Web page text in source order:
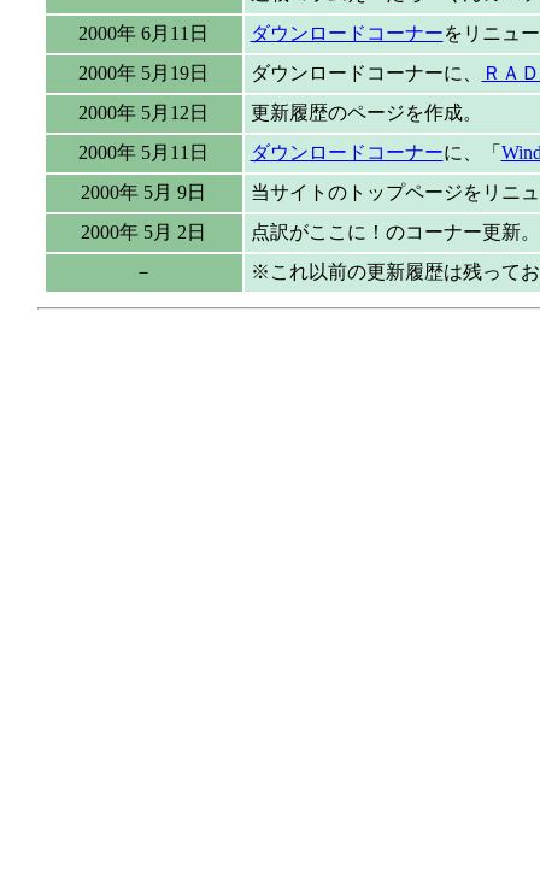
2000年 6月11日
ダウンロードコーナーをリニュ
2000年 5月19日
ダウンロードコーナーに、
ＲＡ
2000年 5月12日
更新履歴のページを作成。
2000年 5月11日
ダウンロードコーナーに、「
2000年 5月 9日
当サイトのトップページをリニ
2000年 5月 2日
点訳がここに！のコーナー更
－
※これ以前の更新履歴は残って